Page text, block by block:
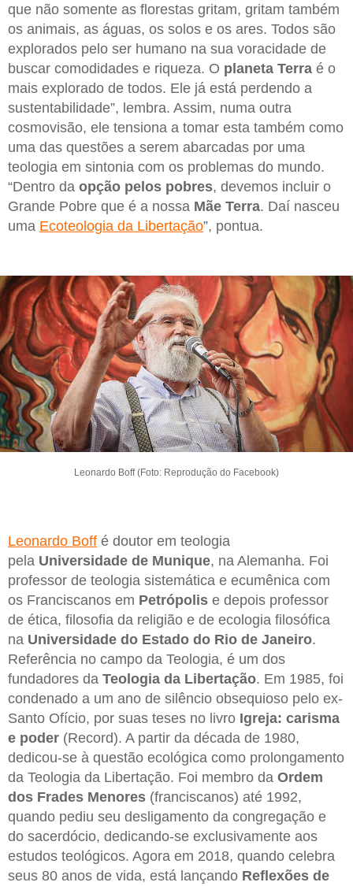
que não somente as florestas gritam, gritam também
os animais, as águas, os solos e os ares. Todos são
explorados pelo ser humano na sua voracidade de
buscar comodidades e riqueza. O planeta Terra é o
mais explorado de todos. Ele já está perdendo a
sustentabilidade”, lembra. Assim, numa outra
cosmovisão, ele tensiona a tomar esta também como
uma das questões a serem abarcadas por uma
teologia em sintonia com os problemas do mundo.
“Dentro da opção pelos pobres, devemos incluir o
Grande Pobre que é a nossa Mãe Terra. Daí nasceu
uma Ecoteologia da Libertação”, pontua.
Leonardo Boff (Foto: Reprodução do Facebook)
Leonardo Boff é doutor em teologia
pela Universidade de Munique, na Alemanha. Foi
professor de teologia sistemática e ecumênica com
os Franciscanos em Petrópolis e depois professor
de ética, filosofia da religião e de ecologia filosófica
na Universidade do Estado do Rio de Janeiro.
Referência no campo da Teologia, é um dos
fundadores da Teologia da Libertação. Em 1985, foi
condenado a um ano de silêncio obsequioso pelo ex-
Santo Ofício, por suas teses no livro Igreja: carisma
e poder (Record). A partir da década de 1980,
dedicou-se à questão ecológica como prolongamento
da Teologia da Libertação. Foi membro da Ordem
dos Frades Menores (franciscanos) até 1992,
quando pediu seu desligamento da congregação e
do sacerdócio, dedicando-se exclusivamente aos
estudos teológicos. Agora em 2018, quando celebra
seus 80 anos de vida, está lançando Reflexões de